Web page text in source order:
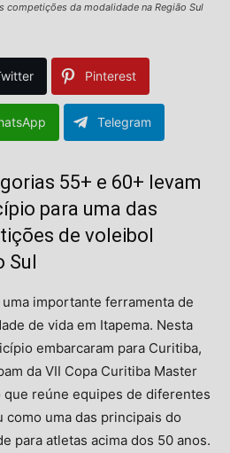
competições da modalidade na Região Sul
Pinterest
Telegram
55+ e 60+ levam
para uma das
de voleibol
Sul
importante ferramenta de
de vida em Itapema. Nesta
embarcaram para Curitiba,
da VII Copa Curitiba Master
reúne equipes de diferentes
uma das principais do
para atletas acima dos 50 anos.